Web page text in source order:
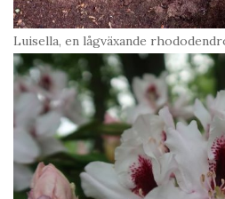
Luisella, en lågväxande